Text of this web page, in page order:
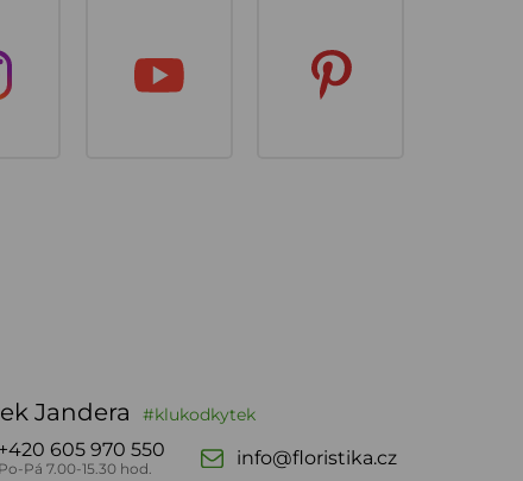
Jandera #klukodkytek
+420 605 970 550
Po-Pá 7.00-15.30 hod. info@floristika.cz